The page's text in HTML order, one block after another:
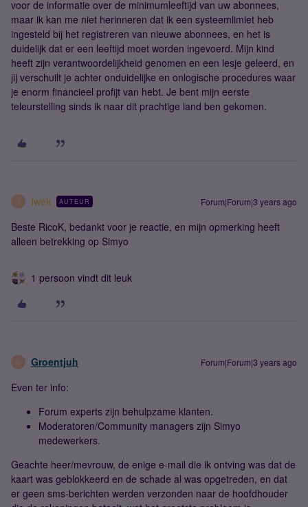
voor de informatie over de minimumleeftijd van uw abonnees,
maar ik kan me niet herinneren dat ik een systeemlimiet heb
ingesteld bij het registreren van nieuwe abonnees, en het is
duidelijk dat er een leeftijd moet worden ingevoerd. Mijn kind
heeft zijn verantwoordelijkheid genomen en een lesje geleerd, en
jij verschuilt je achter onduidelijke en onlogische procedures waar
je enorm financieel profijt van hebt. Je bent mijn eerste
teleurstelling sinds ik naar dit prachtige land ben gekomen.
Iwek AUTEUR Forum|Forum|3 years ago
Beste RicoK, bedankt voor je reactie, en mijn opmerking heeft
alleen betrekking op Simyo
1 persoon vindt dit leuk
G Groentjuh Forum|Forum|3 years ago
Even ter info:
Forum experts zijn behulpzame klanten.
Moderatoren/Community managers zijn Simyo
medewerkers.
Geachte heer/mevrouw, de enige e-mail die ik ontving was dat de
kaart was geblokkeerd en de schade al was opgetreden, en dat
er geen sms-berichten werden verzonden naar de hoofdhouder